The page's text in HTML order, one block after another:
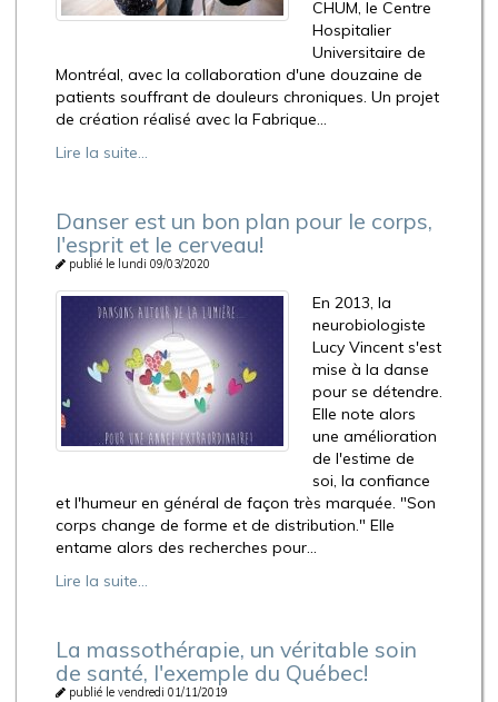
CHUM, le Centre
Hospitalier
Universitaire de
Montréal, avec la collaboration d'une douzaine de
patients souffrant de douleurs chroniques. Un projet
de création réalisé avec la Fabrique...
Lire la suite...
Danser est un bon plan pour le corps,
l'esprit et le cerveau!
publié le lundi 09/03/2020
En 2013, la
neurobiologiste
Lucy Vincent s'est
mise à la danse
pour se détendre.
Elle note alors
une amélioration
de l'estime de
soi, la confiance
et l'humeur en général de façon très marquée. "Son
corps change de forme et de distribution." Elle
entame alors des recherches pour...
Lire la suite...
La massothérapie, un véritable soin
de santé, l'exemple du Québec!
publié le vendredi 01/11/2019